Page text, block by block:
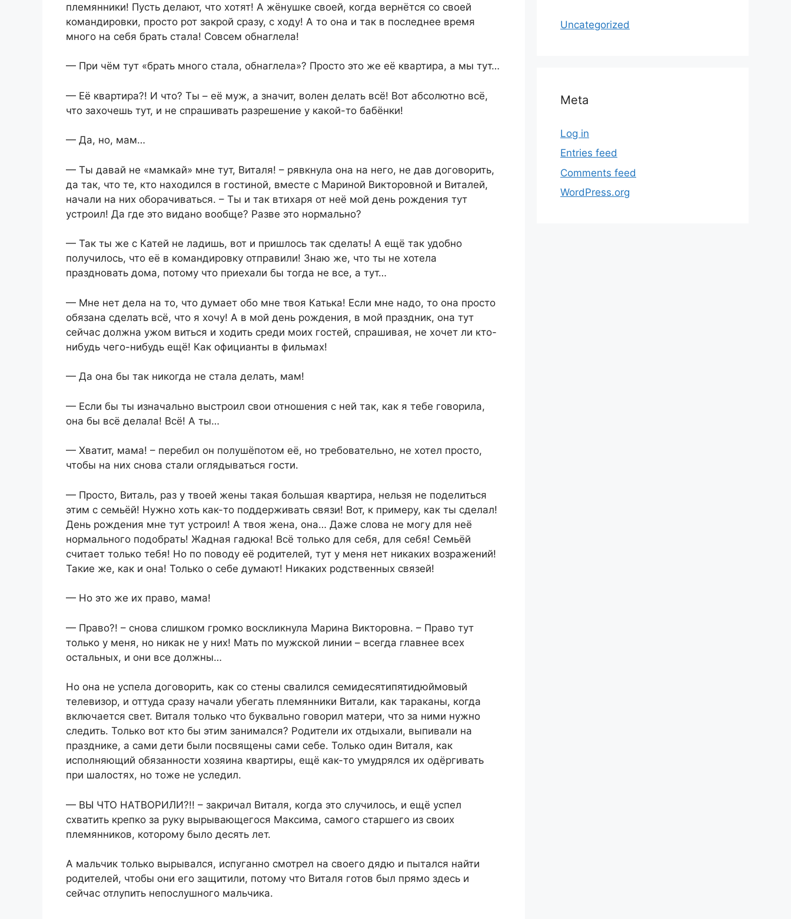
племянники! Пусть делают, что хотят! А жёнушке своей, когда вернётся со своей
командировки, просто рот закрой сразу, с ходу! А то она и так в последнее время
много на себя брать стала! Совсем обнаглела!
— При чём тут «брать много стала, обнаглела»? Просто это же её квартира, а мы тут…
— Её квартира?! И что? Ты – её муж, а значит, волен делать всё! Вот абсолютно всё,
что захочешь тут, и не спрашивать разрешение у какой-то бабёнки!
— Да, но, мам…
— Ты давай не «мамкай» мне тут, Виталя! – рявкнула она на него, не дав договорить,
да так, что те, кто находился в гостиной, вместе с Мариной Викторовной и Виталей,
начали на них оборачиваться. – Ты и так втихаря от неё мой день рождения тут
устроил! Да где это видано вообще? Разве это нормально?
— Так ты же с Катей не ладишь, вот и пришлось так сделать! А ещё так удобно
получилось, что её в командировку отправили! Знаю же, что ты не хотела
праздновать дома, потому что приехали бы тогда не все, а тут…
— Мне нет дела на то, что думает обо мне твоя Катька! Если мне надо, то она просто
обязана сделать всё, что я хочу! А в мой день рождения, в мой праздник, она тут
сейчас должна ужом виться и ходить среди моих гостей, спрашивая, не хочет ли кто-
нибудь чего-нибудь ещё! Как официанты в фильмах!
— Да она бы так никогда не стала делать, мам!
— Если бы ты изначально выстроил свои отношения с ней так, как я тебе говорила,
она бы всё делала! Всё! А ты…
— Хватит, мама! – перебил он полушёпотом её, но требовательно, не хотел просто,
чтобы на них снова стали оглядываться гости.
— Просто, Виталь, раз у твоей жены такая большая квартира, нельзя не поделиться
этим с семьёй! Нужно хоть как-то поддерживать связи! Вот, к примеру, как ты сделал!
День рождения мне тут устроил! А твоя жена, она… Даже слова не могу для неё
нормального подобрать! Жадная гадюка! Всё только для себя, для себя! Семьёй
считает только тебя! Но по поводу её родителей, тут у меня нет никаких возражений!
Такие же, как и она! Только о себе думают! Никаких родственных связей!
— Но это же их право, мама!
— Право?! – снова слишком громко воскликнула Марина Викторовна. – Право тут
только у меня, но никак не у них! Мать по мужской линии – всегда главнее всех
остальных, и они все должны…
Но она не успела договорить, как со стены свалился семидесятипятидюймовый
телевизор, и оттуда сразу начали убегать племянники Витали, как тараканы, когда
включается свет. Виталя только что буквально говорил матери, что за ними нужно
следить. Только вот кто бы этим занимался? Родители их отдыхали, выпивали на
празднике, а сами дети были посвящены сами себе. Только один Виталя, как
исполняющий обязанности хозяина квартиры, ещё как-то умудрялся их одёргивать
при шалостях, но тоже не уследил.
— ВЫ ЧТО НАТВОРИЛИ?!! – закричал Виталя, когда это случилось, и ещё успел
схватить крепко за руку вырывающегося Максима, самого старшего из своих
племянников, которому было десять лет.
А мальчик только вырывался, испуганно смотрел на своего дядю и пытался найти
родителей, чтобы они его защитили, потому что Виталя готов был прямо здесь и
сейчас отлупить непослушного мальчика.
Uncategorized
Meta
Log in
Entries feed
Comments feed
WordPress.org